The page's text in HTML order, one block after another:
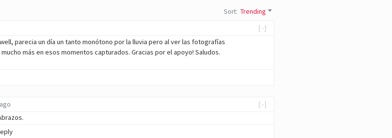
Sort:Trending
[-]
parecia un día un tanto monótono por la lluvia pero al ver las fotografías
más en esos momentos capturados. Gracias por el apoyo! Saludos.
[-]